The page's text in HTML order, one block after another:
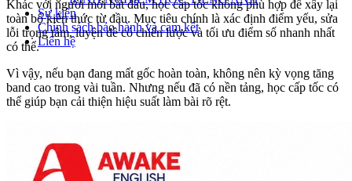
Sự kiện
Chính sách bảo hành và cam kết
Liên hệ
Khác với người mới bắt đầu, học cấp tốc không phù hợp để xây lại
toàn bộ kiến thức từ đầu. Mục tiêu chính là xác định điểm yếu, sửa
lỗi trọng tâm, luyện đề có chiến lược và tối ưu điểm số nhanh nhất
có thể.
Vì vậy, nếu bạn đang mất gốc hoàn toàn, không nên kỳ vọng tăng
band cao trong vài tuần. Nhưng nếu đã có nền tảng, học cấp tốc có
thể giúp bạn cải thiện hiệu suất làm bài rõ rệt.